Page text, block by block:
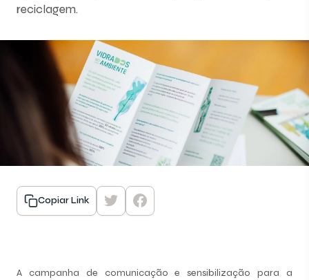
reciclagem.
Copiar Link
A campanha de comunicação e sensibilização para a